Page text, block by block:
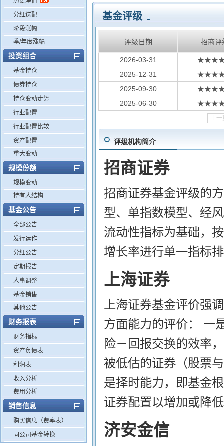
分红送配
阶段涨幅
季/年度涨幅
投资组合
基金持仓
债券持仓
持仓变动走势
行业配置
行业配置比较
资产配置
重大变动
规模份额
规模变动
持有人结构
基金公告
全部公告
发行运作
分红公告
定期报告
人事调整
基金销售
其他公告
财务报表
财务指标
资产负债表
利润表
收入分析
费用分析
销售信息
购买信息（费率表）
同公司基金转换
基金评级
评级日期 招商评
2026-03-31
2025-12-31
2025-09-30
2025-06-30
上一
评级机构简介
招商证券
招商证券基金评级的
型、单指数模型、经
流动性指标为基础，
增长率进行单一指标
上海证券
上海证券基金评价强
方面能力的评价： 一
险－回报交换的效率
被低估的证券（股票
是择时能力，即基金
证券配置以增加或降
济安金信